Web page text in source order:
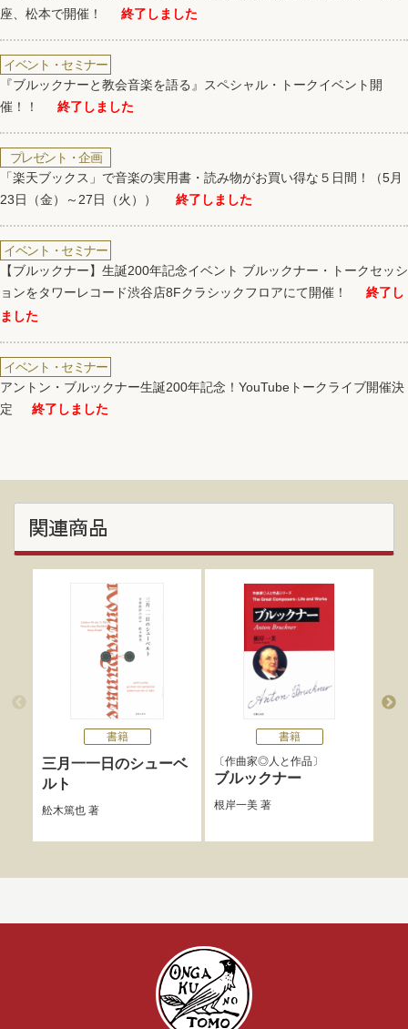
座、松本で開催！
終了しました
イベント・セミナー
『ブルックナーと教会音楽を語る』スペシャル・トークイベント開
催！！
終了しました
プレゼント・企画
「楽天ブックス」で音楽の実用書・読み物がお買い得な５日間！（5月
23日（金）～27日（火））
終了しました
イベント・セミナー
【ブルックナー】生誕200年記念イベント ブルックナー・トークセッシ
ョンをタワーレコード渋谷店8Fクラシックフロアにて開催！
終了し
ました
イベント・セミナー
アントン・ブルックナー生誕200年記念！YouTubeトークライブ開催決
定
終了しました
関連商品
書籍
三月一一日のシューベ
ルト
舩木篤也著
書籍
作曲家◎人と作品
ブルックナー
根岸一美著